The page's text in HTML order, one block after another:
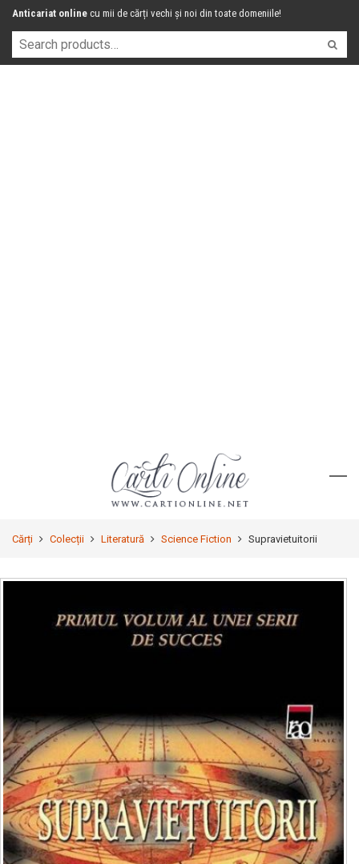
Anticariat online cu mii de cărți vechi și noi din toate domeniile!
Cărți Colecții Literatură Science Fiction Supravietuitorii